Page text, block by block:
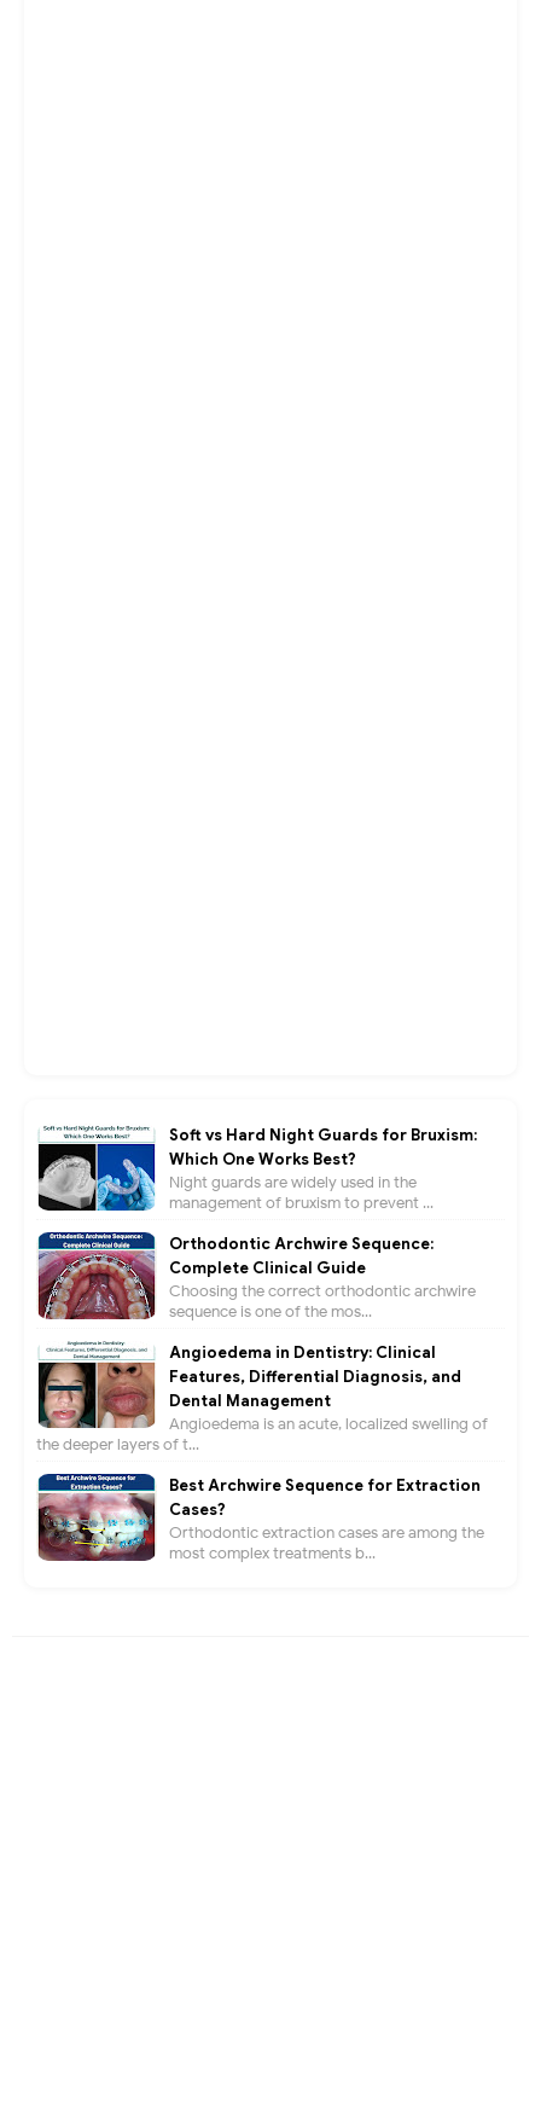
Soft vs Hard Night Guards for Bruxism:
Which One Works Best?
Night guards are widely used in the
management of bruxism to prevent ...
Orthodontic Archwire Sequence:
Complete Clinical Guide
Choosing the correct orthodontic archwire
sequence is one of the mos...
Angioedema in Dentistry: Clinical
Features, Differential Diagnosis, and
Dental Management
Angioedema is an acute, localized swelling of
the deeper layers of t...
Best Archwire Sequence for Extraction
Cases?
Orthodontic extraction cases are among the
most complex treatments b...